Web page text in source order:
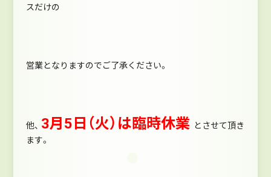
スだけの
営業となりますのでご了承ください。
他、 3月5日（火）は臨時休業 とさせて頂き
ます。